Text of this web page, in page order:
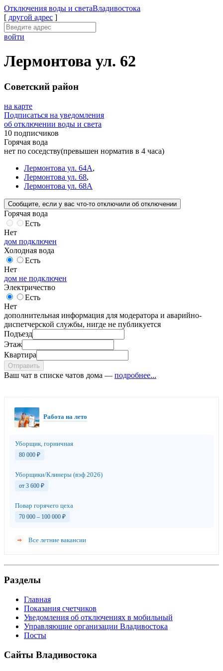
Отключения воды и светаВладивостока
[ другой адрес ]
войти
Лермонтова ул. 62
Советский район
на карте
Подписаться на уведомления
об отключении воды и света
10 подписчиков
Горячая вода
нет по соседству(превышен норматив в 4 часа)
Лермонтова ул. 64А,
Лермонтова ул. 68,
Лермонтова ул. 68А
Сообщите , если у вас что-то отключили об отключении
Горячая вода
Есть
Нет
дом подключен
Холодная вода
Есть
Нет
дом не подключен
Электричество
Есть
Нет
дополнительная информация для модератора и аварийно-
диспетчерской службы, нигде не публикуется
Подъезд
Этаж
Квартира
Отправить
Ваш чат в списке чатов дома — подробнее...
Работа на лето
Уборщик, горничная
80 000 ₽
Уборщики/Клинеры (вэф 2026)
от 3 600 ₽
Повар горячего цеха
70 000 – 100 000 ₽
Все летние вакансии
Разделы
Главная
Показания счетчиков
Уведомления об отключениях в мобильный
Управляющие организации Владивостока
Посты
Сайты Владивостока